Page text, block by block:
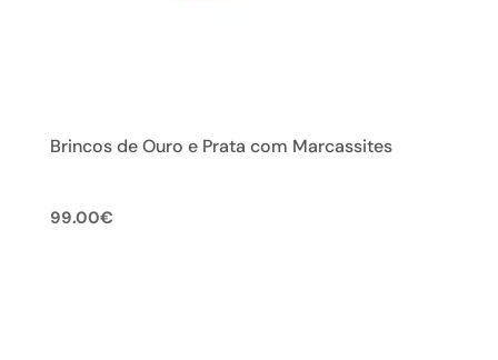
Brincos de Ouro e Prata com Marcassites
99.00€